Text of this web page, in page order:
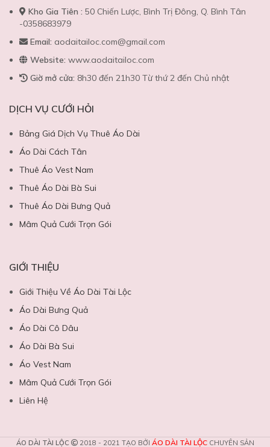
Kho Gia Tiên : 50 Chiến Lược, Bình Trị Đông, Q. Bình Tân
-0358683979
Email: aodaitailoc.com@gmail.com
Website: www.aodaitailoc.com
Giờ mở cửa: 8h30 đến 21h30 Từ thứ 2 đến Chủ nhật
DỊCH VỤ CƯỚI HỎI
Bảng Giá Dịch Vụ Thuê Áo Dài
Áo Dài Cách Tân
Thuê Áo Vest Nam
Thuê Áo Dài Bà Sui
Thuê Áo Dài Bưng Quả
Mâm Quả Cưới Trọn Gói
GIỚI THIỆU
Giới Thiệu Về Áo Dài Tài Lộc
Áo Dài Bưng Quả
Áo Dài Cô Dâu
Áo Dài Bà Sui
Áo Vest Nam
Mâm Quả Cưới Trọn Gói
Liên Hệ
ÁO DÀI TÀI LỘC 2018 - 2021 TẠO BỞI ÁO DÀI TÀI LỘC CHUYÊN SẢN